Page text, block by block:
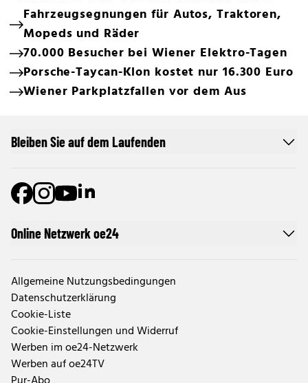
Fahrzeugsegnungen für Autos, Traktoren,
Mopeds und Räder
70.000 Besucher bei Wiener Elektro-Tagen
Porsche-Taycan-Klon kostet nur 16.300 Euro
Wiener Parkplatzfallen vor dem Aus
Online Netzwerk oe24
Allgemeine Nutzungsbedingungen
Datenschutzerklärung
Cookie-Liste
Cookie-Einstellungen und Widerruf
Werben im oe24-Netzwerk
Werben auf oe24TV
Bleiben Sie auf dem Laufenden